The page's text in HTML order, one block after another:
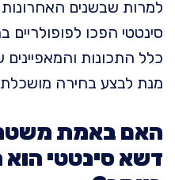
למרות שבשנים
סינטטי הפכו לפופולריים
כלל התכונות
מנת לבצע בחירה מושכלת
האם באמת משטח
דשא סינטטי